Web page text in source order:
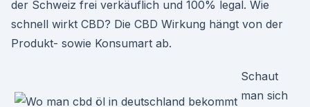
der Schweiz frei verkäuflich und 100% legal. Wie
schnell wirkt CBD? Die CBD Wirkung hängt von der
Produkt- sowie Konsumart ab.
Schaut
man sich